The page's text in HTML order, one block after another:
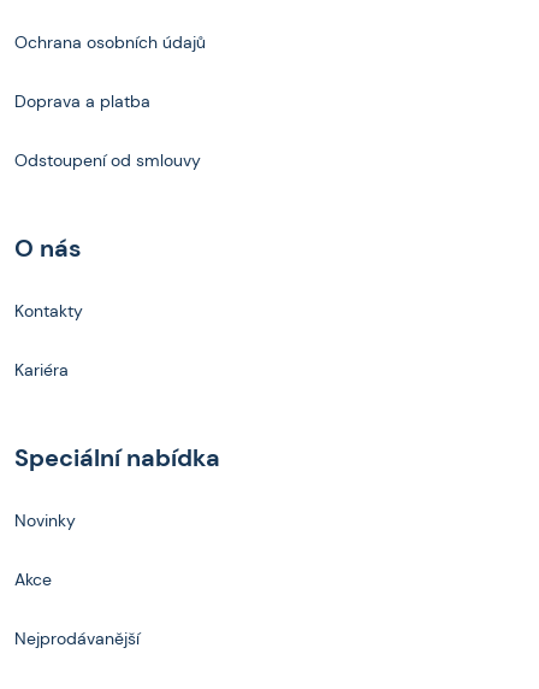
Ochrana osobních údajů
Doprava a platba
Odstoupení od smlouvy
O nás
Kontakty
Kariéra
Speciální nabídka
Novinky
Akce
Nejprodávanější